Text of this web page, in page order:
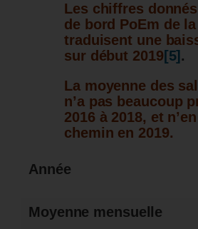
Les chiffres
de bord PoEm de
traduisent une
sur début 2019 [5] .
La moyenne des
n’a pas beaucoup
2016 à 2018, et
chemin en 2019.
Année
Moyenne mensuelle